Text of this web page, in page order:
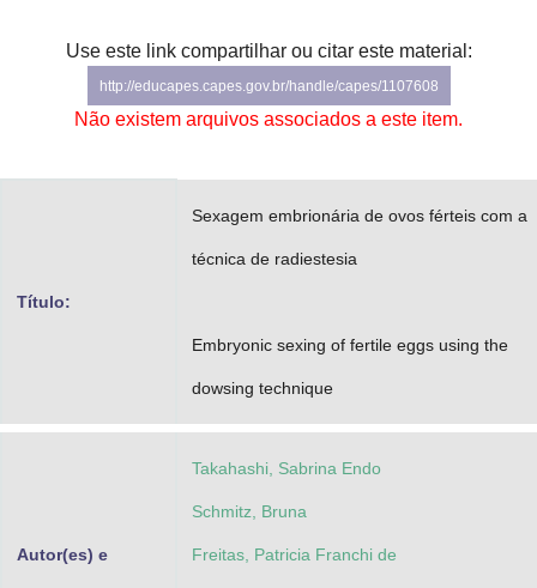
Secretaria-Geral
Planalto
Use este link compartilhar ou citar este material:
http://educapes.capes.gov.br/handle/capes/1107608
Não existem arquivos associados a este item.
Título:
Sexagem embrionária de ovos férteis com a
técnica de radiestesia
Embryonic sexing of fertile eggs using the
dowsing technique
Autor(es) e
Takahashi, Sabrina Endo
Schmitz, Bruna
Freitas, Patricia Franchi de